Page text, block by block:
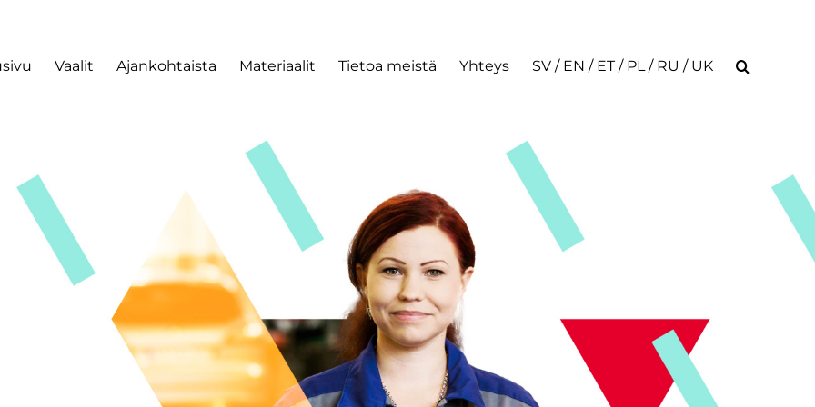
Vaalit Ajankohtaista Materiaalit Tietoa meistä Yhteys SV / EN / ET / PL / RU / UK